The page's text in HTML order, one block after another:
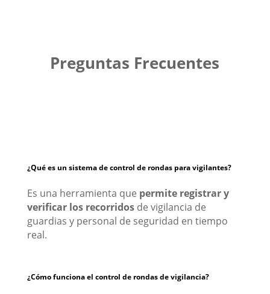
Preguntas Frecuentes
¿Qué es un sistema de control de rondas para vigilantes?
Es una herramienta que permite registrar y
verificar los recorridosde vigilancia de
guardias y personal de seguridad en tiempo
real.
¿Cómo funciona el control de rondas de vigilancia?